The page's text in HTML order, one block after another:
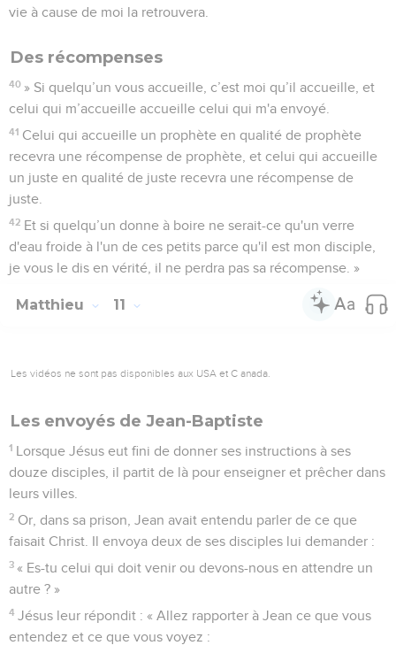
vie à cause de moi la retrouvera.
Des récompenses
40 » Si quelqu’un vous accueille, c’est moi qu’il accueille, et
celui qui m’accueille accueille celui qui m'a envoyé.
41 Celui qui accueille un prophète en qualité de prophète
recevra une récompense de prophète, et celui qui accueille
un juste en qualité de juste recevra une récompense de
juste.
42 Et si quelqu’un donne à boire ne serait-ce qu'un verre
d'eau froide à l'un de ces petits parce qu'il est mon disciple,
je vous le dis en vérité, il ne perdra pas sa récompense. »
Matthieu 11
Les vidéos ne sont pas disponibles aux USA et C anada.
Les envoyés de Jean-Baptiste
1 Lorsque Jésus eut fini de donner ses instructions à ses
douze disciples, il partit de là pour enseigner et prêcher dans
leurs villes.
2 Or, dans sa prison, Jean avait entendu parler de ce que
faisait Christ. Il envoya deux de ses disciples lui demander :
3 « Es-tu celui qui doit venir ou devons-nous en attendre un
autre ? »
4 Jésus leur répondit : « Allez rapporter à Jean ce que vous
entendez et ce que vous voyez :